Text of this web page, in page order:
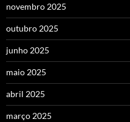
novembro 2025
outubro 2025
junho 2025
maio 2025
abril 2025
março 2025